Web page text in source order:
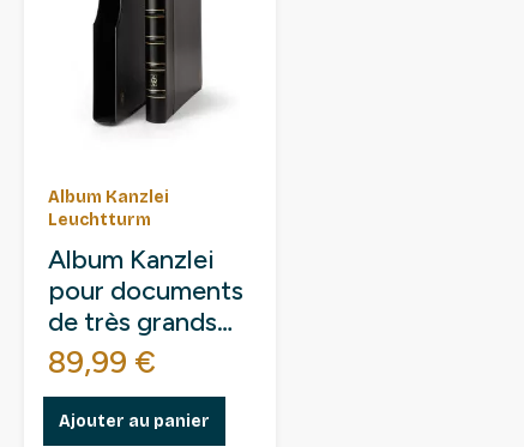
Album Kanzlei
Leuchtturm
Album Kanzlei
pour documents
de très grands
formats.
Prix
89,99 €
Ajouter au panier